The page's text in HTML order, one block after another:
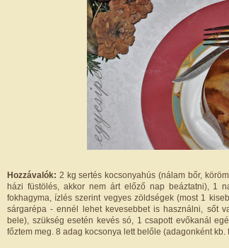
Hozzávalók: 2 kg sertés kocsonyahús (nálam bőr,
házi füstölés, akkor nem árt előző nap beáztatni), 1
fokhagyma, ízlés szerint vegyes zöldségek (most 1
sárgarépa - ennél lehet kevesebbet is használni, sőt
bele), szükség esetén kevés só, 1 csapott evőkanál
főztem meg. 8 adag kocsonya lett belőle (adagonként kb.